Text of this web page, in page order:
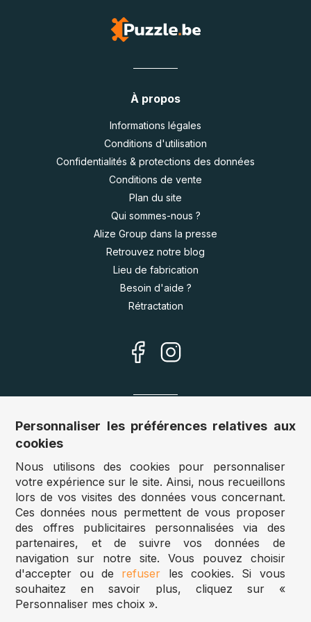
À propos
Informations légales
Conditions d'utilisation
Confidentialités & protections des données
Conditions de vente
Plan du site
Qui sommes-nous ?
Alize Group dans la presse
Retrouvez notre blog
Lieu de fabrication
Besoin d'aide ?
Rétractation
Nos sites
Autriche :www.puzzle.at
Belgique :www.puzzle.be
Royaume Uni :
www.jigsawpuzzle.co.uk
Accès revendeurs / détaillants
Vous avez un magasin ?
Vous souhaitez accéder à nos prix revendeurs ?
Personnaliser les préférences relatives aux
cookies
Nous utilisons des cookies pour personnaliser
votre expérience sur le site. Ainsi, nous recueillons
lors de vos visites des données vous concernant.
Ces données nous permettent de vous proposer
des offres publicitaires personnalisées via des
partenaires, et de suivre vos données de
navigation sur notre site. Vous pouvez choisir
d'accepter ou de refuser les cookies. Si vous
souhaitez en savoir plus, cliquez sur «
Personnaliser mes choix ».